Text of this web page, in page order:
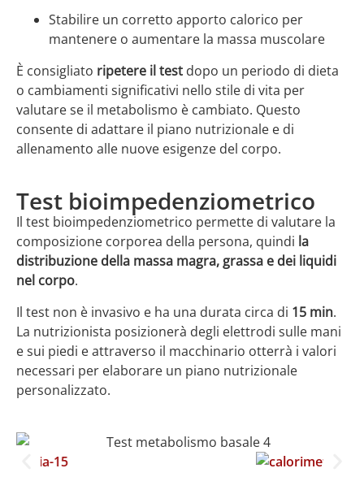
Stabilire un corretto apporto calorico per
mantenere o aumentare la massa muscolare
È consigliato ripetere il test dopo un periodo di dieta
o cambiamenti significativi nello stile di vita per
valutare se il metabolismo è cambiato. Questo
consente di adattare il piano nutrizionale e di
allenamento alle nuove esigenze del corpo.
Test bioimpedenziometrico
Il test bioimpedenziometrico permette di valutare la
composizione corporea della persona, quindi la
distribuzione della massa magra, grassa e dei liquidi
nel corpo.
Il test non è invasivo e ha una durata circa di 15 min.
La nutrizionista posizionerà degli elettrodi sulle mani
e sui piedi e attraverso il macchinario otterrà i valori
necessari per elaborare un piano nutrizionale
personalizzato.